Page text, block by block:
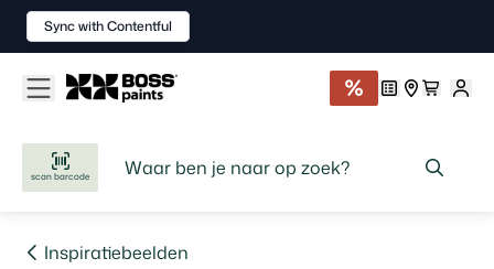
scan barcode
Inspiratiebeelden
Sync with Contentful